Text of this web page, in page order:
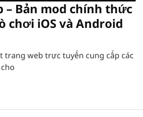
– Bản mod chính thức
chơi iOS và Android
trang web trực tuyến cung cấp các